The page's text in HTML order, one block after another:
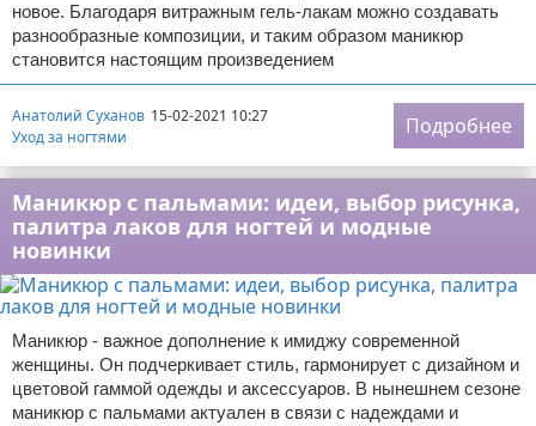
новое. Благодаря витражным гель-лакам можно создавать
разнообразные композиции, и таким образом маникюр
становится настоящим произведением
Анатолий Суханов 15-02-2021 10:27
Уход за ногтями
Подробнее
Маникюр с пальмами: идеи, выбор рисунка,
палитра лаков для ногтей и модные
новинки
Маникюр - важное дополнение к имиджу современной
женщины. Он подчеркивает стиль, гармонирует с дизайном и
цветовой гаммой одежды и аксессуаров. В нынешнем сезоне
маникюр с пальмами актуален в связи с надеждами и